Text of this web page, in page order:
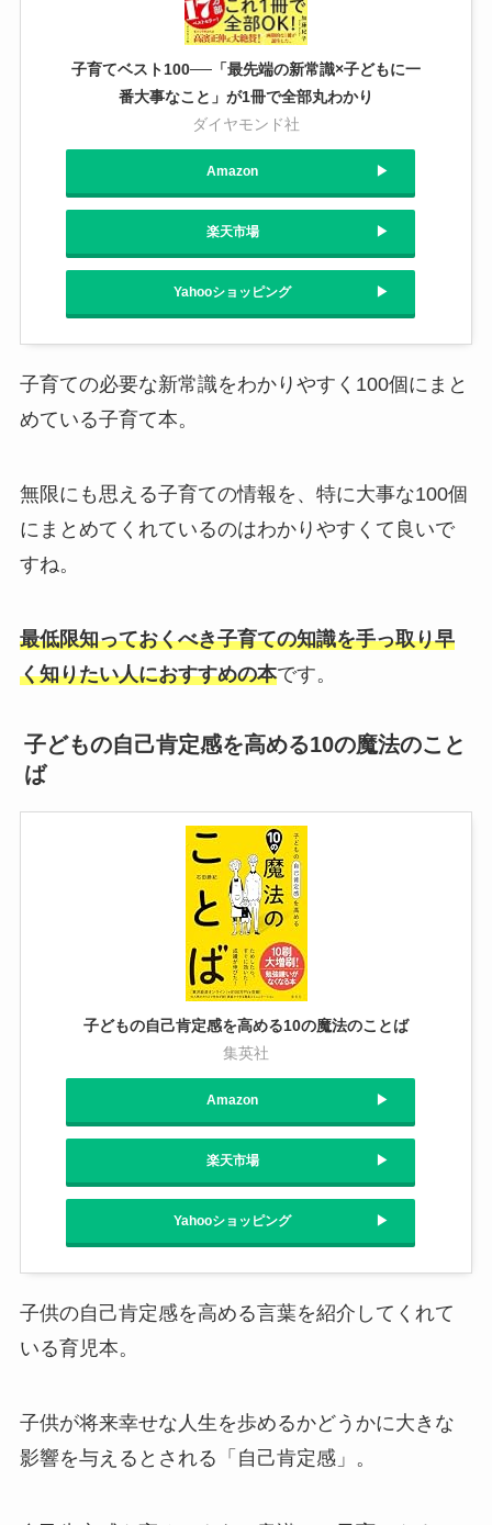
子育てベスト100──「最先端の新常識×子どもに一
番大事なこと」が1冊で全部丸わかり
ダイヤモンド社
Amazon
楽天市場
Yahooショッピング
子育ての必要な新常識をわかりやすく100個にまと
めている子育て本。
無限にも思える子育ての情報を、特に大事な100個
にまとめてくれているのはわかりやすくて良いで
すね。
最低限知っておくべき子育ての知識を手っ取り早
く知りたい人におすすめの本です。
子どもの自己肯定感を高める10の魔法のこと
ば
子どもの自己肯定感を高める10の魔法のことば
集英社
Amazon
楽天市場
Yahooショッピング
子供の自己肯定感を高める言葉を紹介してくれて
いる育児本。
子供が将来幸せな人生を歩めるかどうかに大きな
影響を与えるとされる「自己肯定感」。